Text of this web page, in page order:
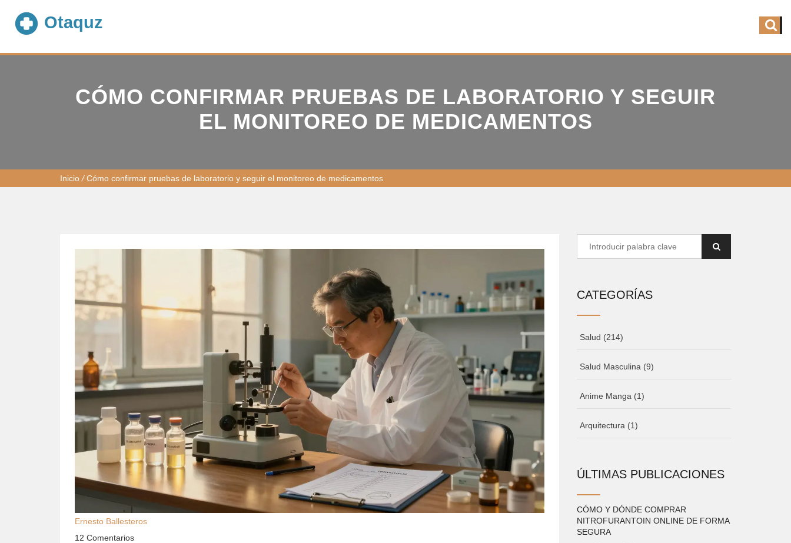
CÓMO CONFIRMAR PRUEBAS DE LABORATORIO Y SEGUIR
EL MONITOREO DE MEDICAMENTOS
Inicio /Cómo confirmar pruebas de laboratorio y seguir el monitoreo de medicamentos
Ernesto Ballesteros
12 Comentarios
CATEGORÍAS
Salud (214)
Salud Masculina (9)
Anime Manga (1)
Arquitectura (1)
ÚLTIMAS PUBLICACIONES
CÓMO Y DÓNDE COMPRAR
NITROFURANTOIN ONLINE DE FORMA
SEGURA